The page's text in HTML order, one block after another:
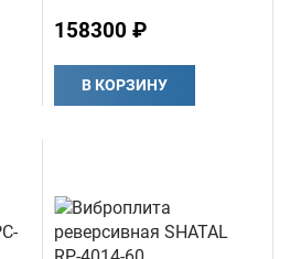
158300 ₽
В КОРЗИНУ